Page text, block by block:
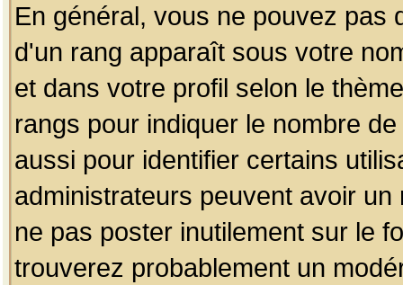
En général, vous ne pouvez pas
d'un rang apparaît sous votre
et dans votre profil selon le
rangs pour indiquer le nombre
aussi pour identifier certains
administrateurs peuvent avoir
ne pas poster inutilement sur le
trouverez probablement un